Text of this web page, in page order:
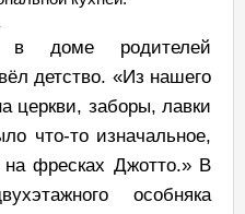
в доме родителей
детство. «Из нашего
церкви, заборы, лавки
что-то изначальное,
на фресках Джотто.» В
особняка